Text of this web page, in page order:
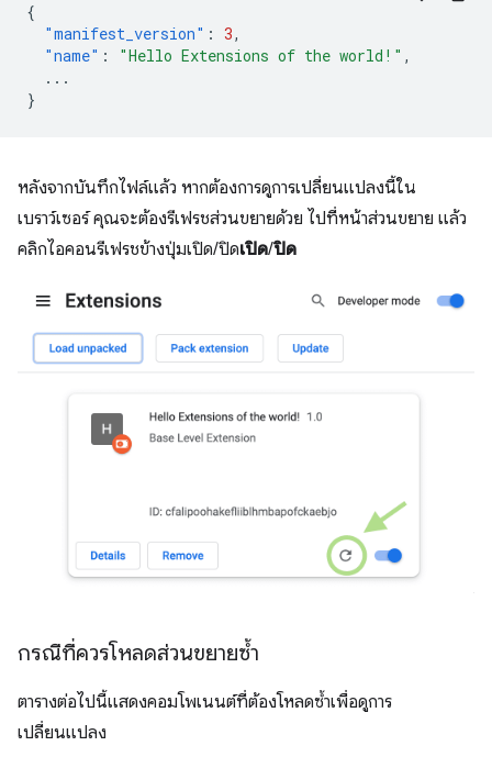
{
"manifest_version" : 3,
"name" : "Hello Extensions of the world!" ,
...
}
หลังจากบันทึกไฟล์แล้ว หากต้องการดูการเปลี่ยนแปลงนี้ใน
เบราว์เซอร์ คุณจะต้องรีเฟรชส่วนขยายด้วย ไปที่หน้าส่วนขยาย แล้ว
คลิกไอคอนรีเฟรชข้างปุ่มเปิด/ปิดเปิด/ปิด
กรณีที่ควรโหลดส่วนขยายซ้ำ
ตารางต่อไปนี้แสดงคอมโพเนนต์ที่ต้องโหลดซ้ำเพื่อดูการ
เปลี่ยนแปลง